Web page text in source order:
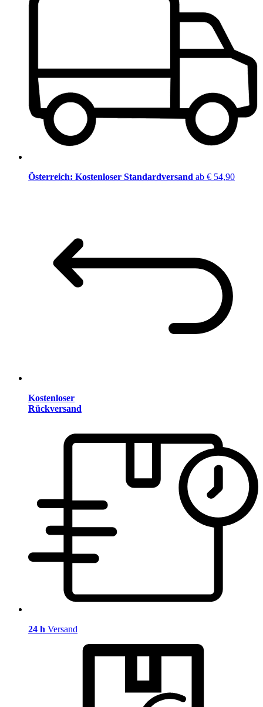
Österreich: Kostenloser Standardversand ab € 54,90
Kostenloser
Rückversand
24 h Versand